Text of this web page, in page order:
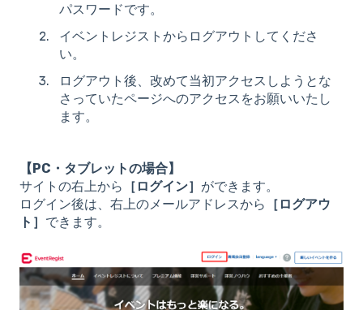
パスワードです。
イベントレジストからログアウトしてくださ
い。
ログアウト後、改めて当初アクセスしようとな
さっていたページへのアクセスをお願いいたし
ます。
【PC・タブレットの場合】
サイトの右上から
［ログイン］ ができます。
ログイン後は、右上のメールアドレスから
［ログアウ
ト］ できます。